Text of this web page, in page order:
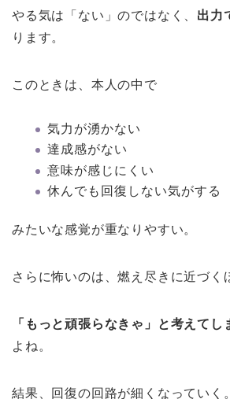
やる気は「ない」のではなく、 出力
ります。
このときは、本人の中で
気力が湧かない
達成感がない
意味が感じにくい
休んでも回復しない気がする
みたいな感覚が重なりやすい。
さらに怖いのは、燃え尽きに近づく
「もっと頑張らなきゃ」と考えてし
よね。
結果、回復の回路が細くなっていく。